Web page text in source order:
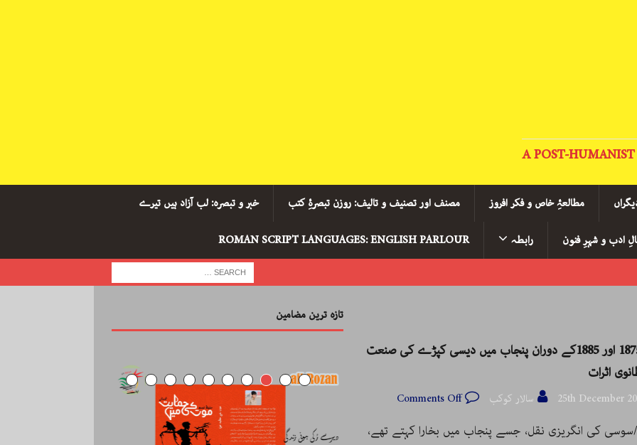
A POST-
مطالعۂِ خاص و فکر افروز مصنف اور تصنیف و تالیف: روزن تبصرۂِ کتب خبر و تبصرہ: لب آزاد ہیں تیرے
ادب و شہرِ فنون رابطہ
ROMAN SCRIPT LANGUAGES: ENGLISH PARLOUR
سنہ 1875 اور 1885کے دوران پنجاب میں دیسی کپڑے کی صنعت
اثرات
25th December سالار کوکب Comments Off
کی انگریزی نقل، جسے پنجاب میں بخارا کہتے تھے،
تازہ ترین مضامین